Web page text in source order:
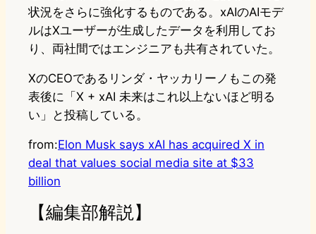
状況をさらに強化するものである。xAIのAIモデ
ルはXユーザーが生成したデータを利用してお
り、両社間ではエンジニアも共有されていた。
XのCEOであるリンダ・ヤッカリーノもこの発
表後に「X + xAI 未来はこれ以上ないほど明る
い」と投稿している。
from:Elon Musk says xAI has acquired X in
deal that values social media site at $33
billion
【編集部解説】